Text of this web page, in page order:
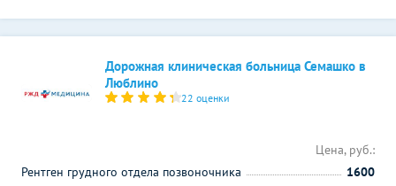
Дорожная клиническая больница Семашко в
Люблино
22 оценки
Цена, руб.:
Рентген грудного отдела позвоночника
1600